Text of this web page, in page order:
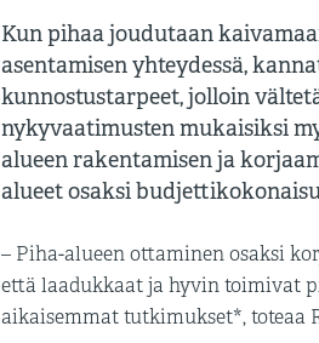
Kun pihaa joudutaan
asentamisen yhteydessä,
kunnostustarpeet, jolloin
nykyvaatimusten mukaisiksi
alueen rakentamisen ja
alueet osaksi
– Piha-alueen ottaminen osaksi
että laadukkaat ja hyvin toimivat
aikaisemmat tutkimukset*, toteaa